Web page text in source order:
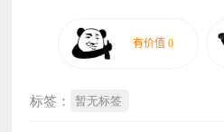
标签： 暂无标签